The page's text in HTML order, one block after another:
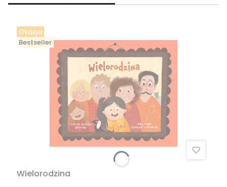
Okazja
Bestseller
Wielorodzina